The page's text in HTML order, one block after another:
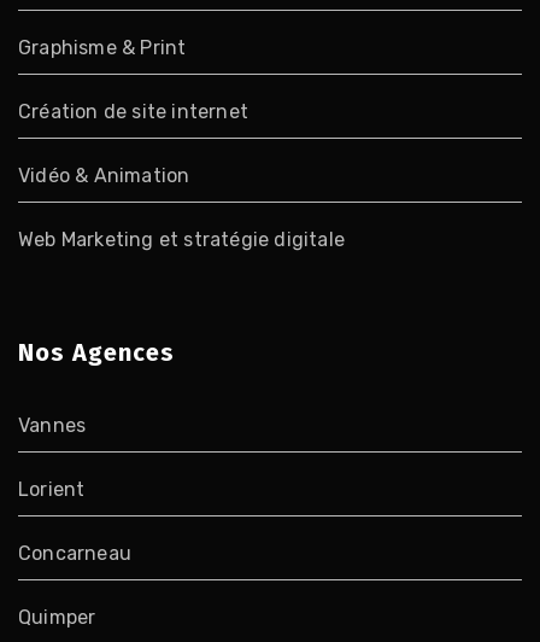
Graphisme & Print
Création de site internet
Vidéo & Animation
Web Marketing et stratégie digitale
Nos Agences
Vannes
Lorient
Concarneau
Quimper